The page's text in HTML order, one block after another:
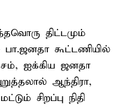
திட்டமும்
கூட்டணியில்
ஐக்கிய ஜனதா
ஆந்திரா,
சிறப்பு நிதி